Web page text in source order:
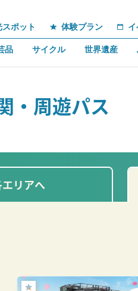
スポット 体験プラン
品 サイクル 世界遺産
・周遊パス
リアへ